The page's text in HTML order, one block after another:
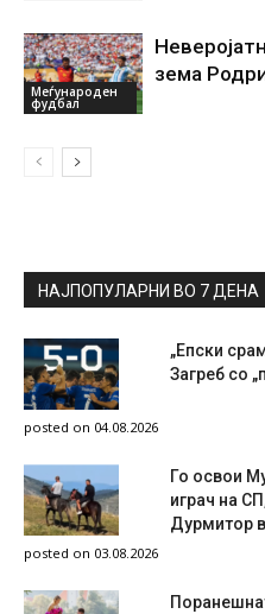
Меѓународен
фудбал
зема
НАЈПОПУЛАРНИ ВО 7 ДЕНА
„Епски
Загреб со
posted on 04.08.2026
Го освои
играч на
Дурмитор
posted on 03.08.2026